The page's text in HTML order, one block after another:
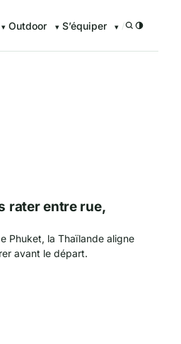
Outdoor S’équiper /
rater entre rue,
Phuket, la Thaïlande aligne
avant le départ.